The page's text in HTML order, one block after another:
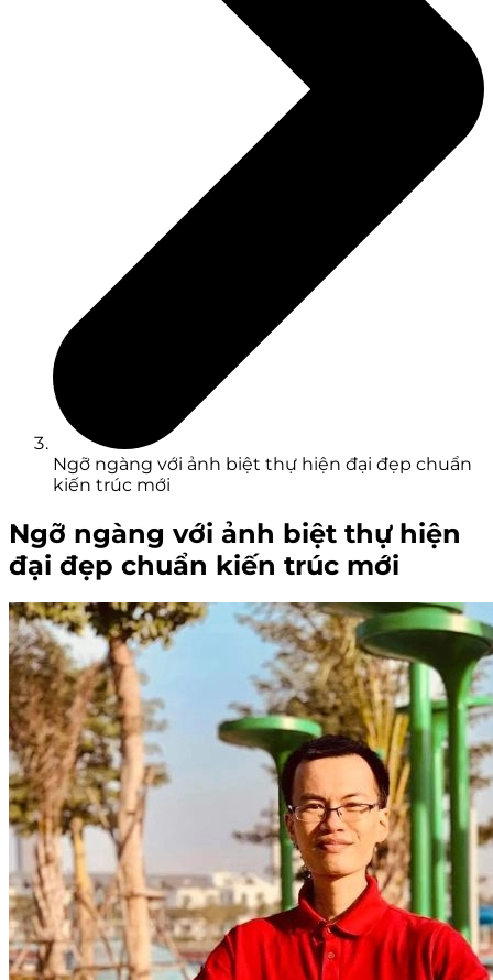
Ngỡ ngàng với ảnh biệt thự hiện đại đẹp chuẩn
kiến trúc mới
Ngỡ ngàng với ảnh biệt thự hiện
đại đẹp chuẩn kiến trúc mới